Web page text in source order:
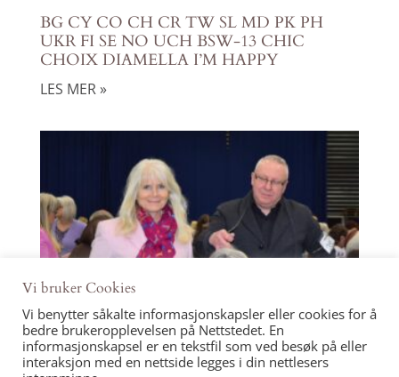
BG CY CO CH CR TW SL MD PK PH
UKR FI SE NO UCH BSW-13 CHIC
CHOIX DIAMELLA I’M HAPPY
LES MER »
N S UCH DILEMMA NINOTCHKA
Vi bruker Cookies
Vi benytter såkalte informasjonskapsler eller cookies for å
bedre brukeropplevelsen på Nettstedet. En
informasjonskapsel er en tekstfil som ved besøk på eller
interaksjon med en nettside legges i din nettlesers